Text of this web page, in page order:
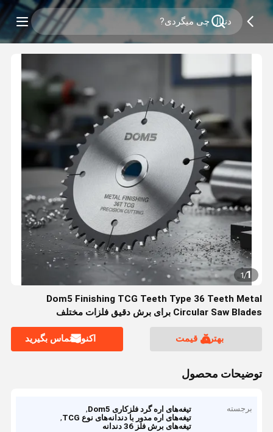
1
/
1
Dom5 Finishing TCG Teeth Type 36 Teeth Metal
Circular Saw Blades برای برش دقیق فلزات مختلف
بهترین قیمت اکنون تماس بگیرید
توضیحات محصول
برجسته تیغه‌های اره گرد فلزکاری Dom5
,
تیغه‌های اره مدور با دندانه‌های نوع TCG
,
تیغه‌های برش فلز 36 دندانه